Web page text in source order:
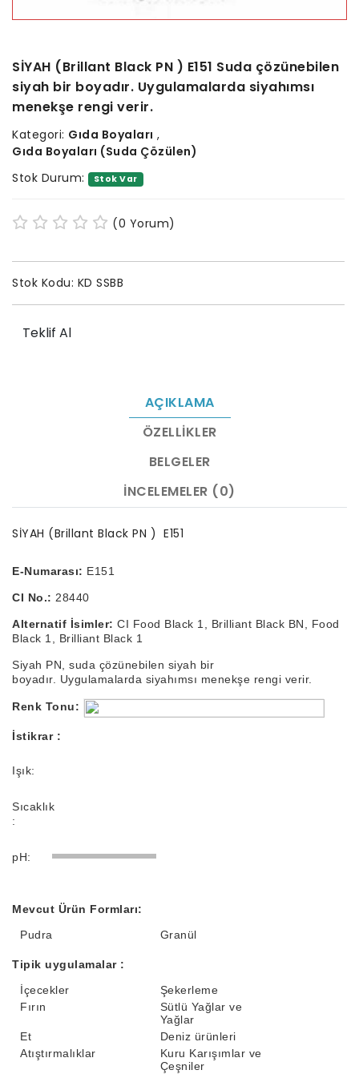
SİYAH (Brillant Black PN ) E151 Suda çözünebilen
siyah bir boyadır. Uygulamalarda siyahımsı
menekşe rengi verir.
Kategori: Gıda Boyaları ,
Gıda Boyaları (Suda Çözülen)
Stok Durum:
Stok Var
(0 Yorum)
Stok Kodu: KD SSBB
Teklif Al
AÇIKLAMA
ÖZELLIKLER
BELGELER
İNCELEMELER (0)
SİYAH (Brillant Black PN ) E151
E-Numarası: E151
CI No.: 28440
Alternatif İsimler: CI Food Black 1, Brilliant Black BN, Food
Black 1, Brilliant Black 1
Siyah PN, suda çözünebilen siyah bir
boyadır. Uygulamalarda siyahımsı menekşe rengi verir.
Renk Tonu:
İstikrar :
Işık:
Sıcaklık
:
pH:
Mevcut Ürün Formları:
Pudra
Granül
Tipik uygulamalar :
İçecekler
Şekerleme
Fırın
Sütlü Yağlar ve
Yağlar
Et
Deniz ürünleri
Atıştırmalıklar
Kuru Karışımlar ve
Çeşniler